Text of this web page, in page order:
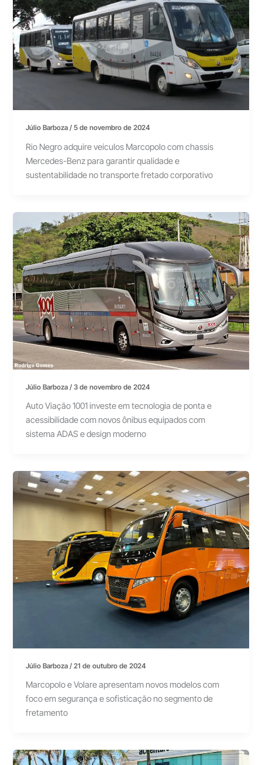
Júlio Barboza/5 de novembro de 2024
Rio Negro adquire veículos Marcopolo com chassis
Mercedes-Benz para garantir qualidade e
sustentabilidade no transporte fretado corporativo
Júlio Barboza/3 de novembro de 2024
Auto Viação 1001 investe em tecnologia de ponta e
acessibilidade com novos ônibus equipados com
sistema ADAS e design moderno
Júlio Barboza/21 de outubro de 2024
Marcopolo e Volare apresentam novos modelos com
foco em segurança e sofisticação no segmento de
fretamento